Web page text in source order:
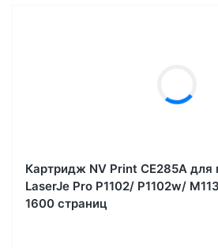
Картридж NV Print CE285A для
LaserJe Pro P1102/ P1102w/
1600 страниц